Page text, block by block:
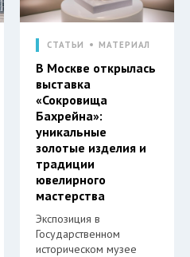
СТАТЬИ МАТЕРИАЛ
В Москве открылась
выставка
«Сокровища
Бахрейна»:
уникальные
золотые изделия и
традиции
ювелирного
мастерства
Экспозиция в
Государственном
историческом музее